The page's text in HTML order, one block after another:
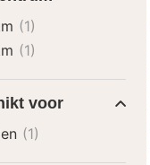
(1)
(1)
voor
(1)